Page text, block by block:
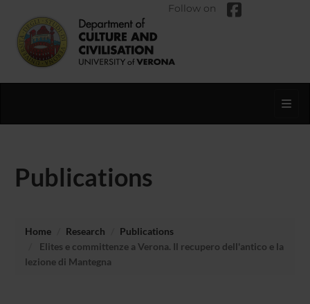
Follow on
Publications
Home Research
Publications
Elites e committenze a Verona. Il recupero dell'antico e la
lezione di Mantegna